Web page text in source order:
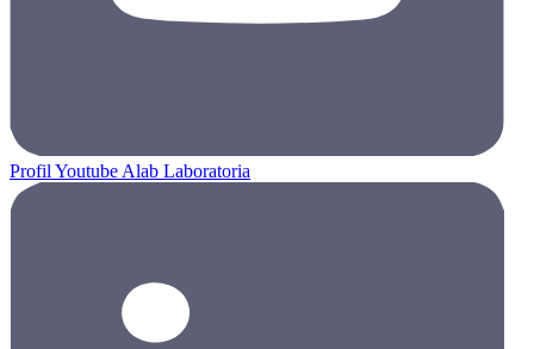
Profil Youtube Alab Laboratoria